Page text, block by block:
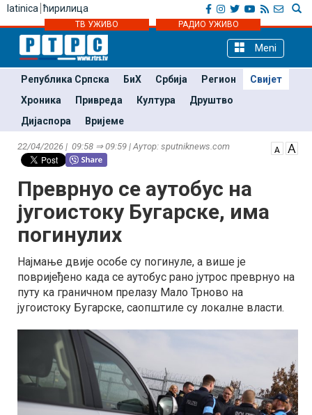
latinica ћирилица
ТВ УЖИВО РАДИО УЖИВО
Meni
Република Српска БиХ Србија Регион
Свијет
Хроника
Привреда Култура
Друштво
Дијаспора
Вријеме
22/04/2026 | 09:58 ⇒ 09:59 | Аутор: sputniknews.com
Преврнуо се аутобус на
југоистоку Бугарске, има
погинулих
Најмање двије особе су погинуле, а више је
повријеђено када се аутобус рано јутрос преврнуо на
путу ка граничном прелазу Мало Трново на
југоистоку Бугарске, саопштиле су локалне власти.